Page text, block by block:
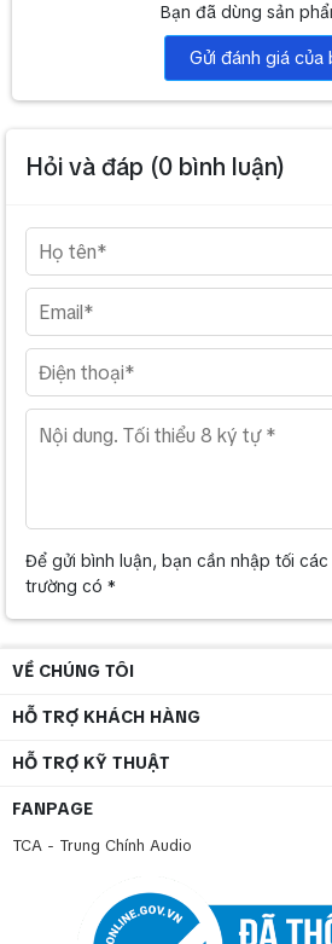
Bạn đã dùng sản
Gửi đánh giá của
Hỏi và đáp (0 bình luận)
Để gửi bình luận, bạn cần nhập tối các
trường có *
VỀ CHÚNG TÔI
HỖ TRỢ KHÁCH HÀNG
HỖ TRỢ KỸ THUẬT
FANPAGE
TCA - Trung Chính Audio